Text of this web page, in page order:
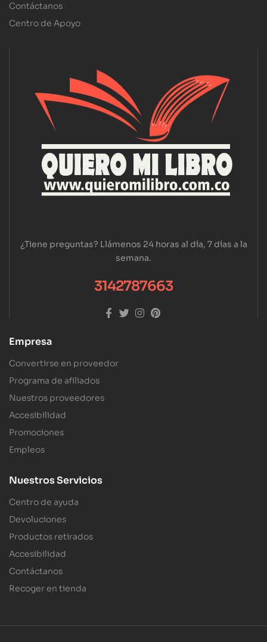
Contáctanos
Centro de Apoyo
¿Tiene preguntas? Llámenos 24 horas al día, 7 días a la
semana.
3142787663
Empresa
Convertirse en proveedor
Programa de afiliados
Nuestros proveedores
Accesibilidad
Promociones
Empleos
Nuestros Servicios
Centro de ayuda
Devoluciones
Productos retirados
Accesibilidad
Contáctanos
Recoger en tienda